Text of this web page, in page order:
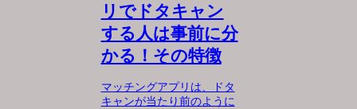
リでドタキャン
する人は事前に分
かる！その特徴
マッチングアプリは、ドタ
キャンが当たり前のように